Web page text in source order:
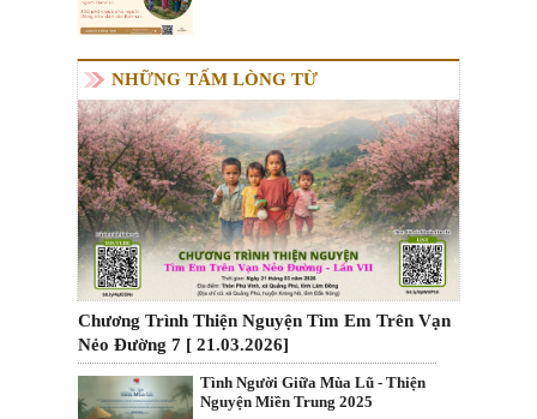
NHỮNG TẤM LÒNG TỪ
Chương Trình Thiện Nguyện Tìm Em Trên Vạn
Nẻo Đường 7 [ 21.03.2026]
Tình Người Giữa Mùa Lũ - Thiện
Nguyện Miền Trung 2025